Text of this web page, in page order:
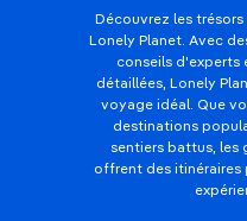
Découvrez les
Lonely Planet. Avec
conseils d'experts
détaillées, Lonely
voyage idéal. Que
destinations
sentiers battus, les
offrent des itinéraires